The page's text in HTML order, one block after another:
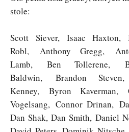
stole:
Scott Siever, Isaac Haxton,
Robl, Anthony Gregg,
Lamb, Ben Tollerene,
Baldwin, Brandon
Kenney, Byron Kaverman,
Vogelsang, Connor Drinan,
Dan Shak, Dan Smith, Daniel